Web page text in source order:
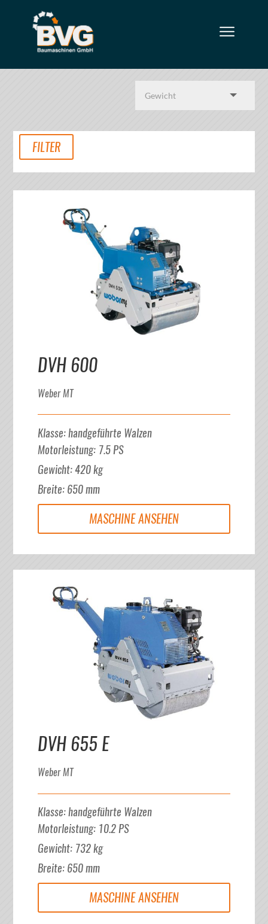
FILTER
DVH 600
Weber MT
Klasse:handgeführte Walzen
Motorleistung: 7.5PS
Gewicht:420kg
Breite: 650mm
MASCHINE ANSEHEN
DVH 655 E
Weber MT
Klasse:handgeführte Walzen
Motorleistung: 10.2PS
Gewicht: 732kg
Breite: 650mm
MASCHINE ANSEHEN